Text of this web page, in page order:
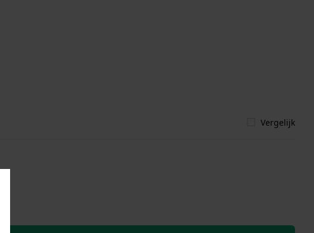
Vergelijk